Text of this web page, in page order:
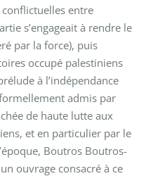
entre
s’engageait à rendre le
par la force), puis
occupé palestiniens
à l’indépendance
admis par
de haute lutte aux
et en particulier par le
Boutros Boutros-
ouvrage consacré à ce